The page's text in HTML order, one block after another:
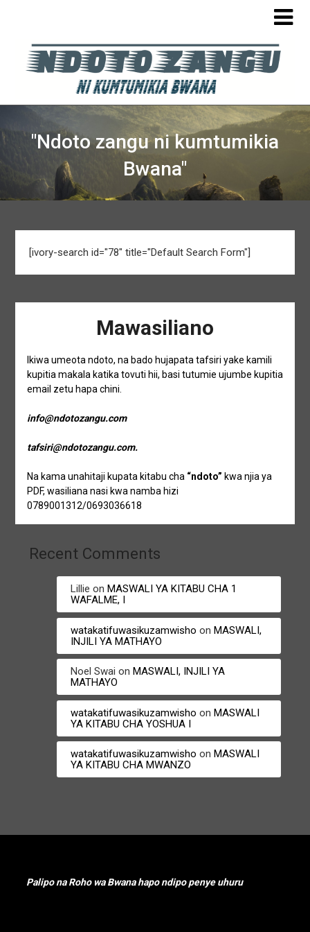
"Ndoto zangu ni kumtumikia
Bwana"
[ivory-search id="78" title="Default Search Form"]
Mawasiliano
Ikiwa umeota ndoto, na bado hujapata tafsiri yake kamili
kupitia makala katika tovuti hii, basi tutumie ujumbe kupitia
email zetu hapa chini.
info@ndotozangu.com
tafsiri@ndotozangu.com.
Na kama unahitaji kupata kitabu cha “ndoto” kwa njia ya
PDF, wasiliana nasi kwa namba hizi
0789001312/0693036618
Recent Comments
Lillie onMASWALI YA KITABU CHA 1
WAFALME, I
watakatifuwasikuzamwisho onMASWALI,
INJILI YA MATHAYO
Noel Swai onMASWALI, INJILI YA
MATHAYO
watakatifuwasikuzamwisho onMASWALI
YA KITABU CHA YOSHUA I
watakatifuwasikuzamwisho onMASWALI
YA KITABU CHA MWANZO
Palipo na Roho wa Bwana hapo ndipo penye uhuru